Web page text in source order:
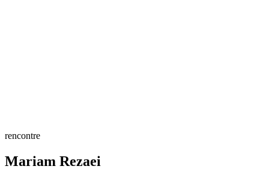
rencontre
Mariam Rezaei